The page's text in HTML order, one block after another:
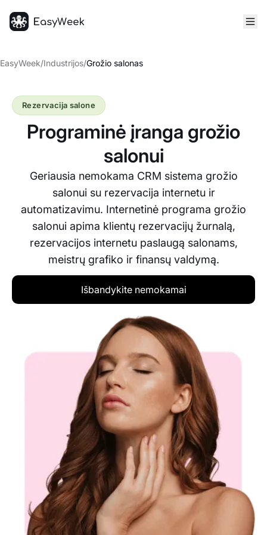
EasyWeek/Industrijos/Grožio salonas
Programinė įranga grožio
salonui
Geriausia nemokama CRM sistema grožio
salonui su rezervacija internetu ir
automatizavimu. Internetinė programa grožio
salonui apima klientų rezervacijų žurnalą,
rezervacijos internetu paslaugą salonams,
meistrų grafiko ir finansų valdymą.
Rezervacija salone
Išbandykite nemokamai